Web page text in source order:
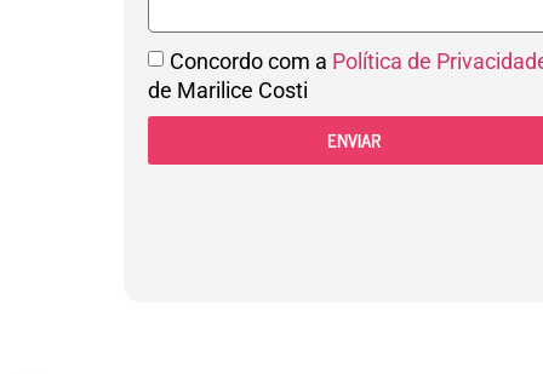
Concordo com a Política de
de Marilice Costi
ENVIAR